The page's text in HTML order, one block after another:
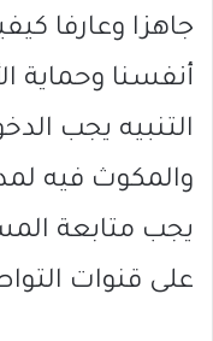
جاهزا وعارفا
أنفسنا وحماية
التنبيه يجب
والمكوث فيه لمدة 10
يجب متابعة
على قنوات